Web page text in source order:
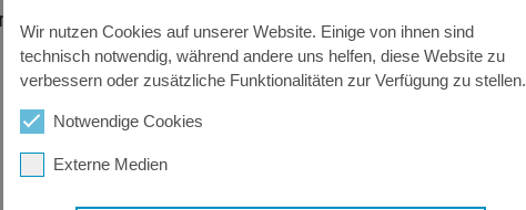
Anschließend werden wir die
nicht berücksichtigten Bewerber/innen
Wir nutzen Cookies auf unserer Website. Einige von ihnen sind
technisch notwendig, während andere uns helfen, diese Website zu
verbessern oder zusätzliche Funktionalitäten zur Verfügung zu stellen.
Notwendige Cookies
Externe Medien